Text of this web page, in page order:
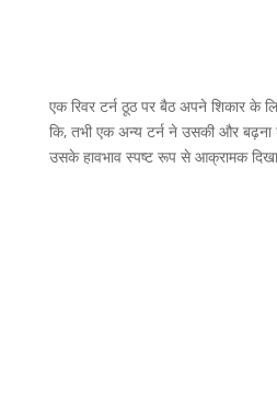
एक रिवर टर्न ठूठ पर बैठ अपने शिकार के
कि, तभी एक अन्य टर्न ने उसकी और बढ़ना
उसके हावभाव स्पष्ट रूप से आक्रामक